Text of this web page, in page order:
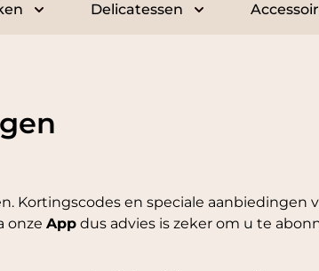
WijnenToggle submenu for Geschenken
Delicatessen
Toggle submenu
Kortingscodes en speciale aanbiedingen
onze App dus advies is zeker om u te